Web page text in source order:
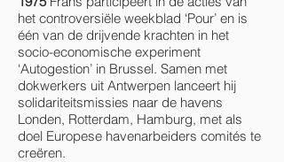
het controversiële weekblad ‘Pour’ en is
één van de drijvende krachten in het
socio-economische experiment
‘Autogestion’ in Brussel. Samen met
dokwerkers uit Antwerpen lanceert hij
solidariteitsmissies naar de havens
Londen, Rotterdam, Hamburg, met als
doel Europese havenarbeiders comités te
creëren.